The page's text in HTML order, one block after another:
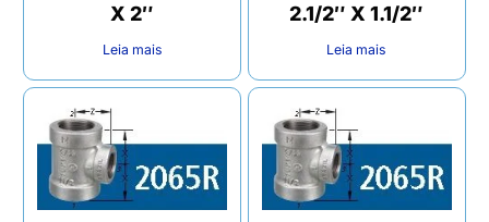
X 2″
Leia mais
2.1/2″ X 1.1/2″
Leia mais